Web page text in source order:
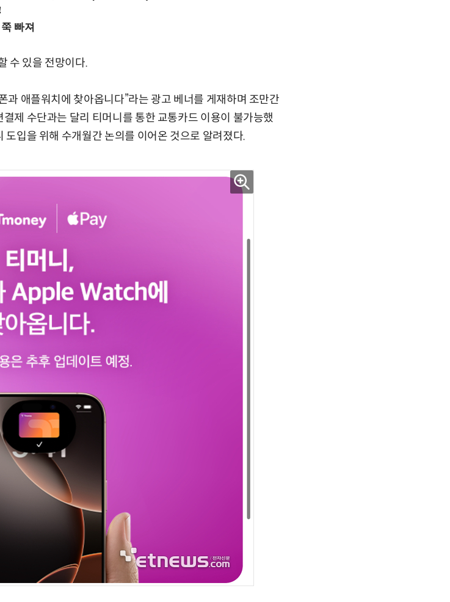
수 있을 전망이다.
과 애플워치에 찾아옵니다”라는 광고 베너를 게재하며 조만간
제 수단과는 달리 티머니를 통한 교통카드 이용이 불가능했
입을 위해 수개월간 논의를 이어온 것으로 알려졌다.